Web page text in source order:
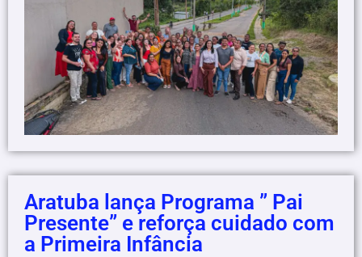
Aratuba lança Programa ” Pai
Presente” e reforça cuidado com
a Primeira Infância